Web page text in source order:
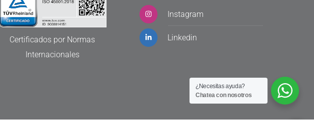
Certificados por Normas
Internacionales
Instagram
Linkedin
¿Necesitas ayuda?
Chatea con nosotros